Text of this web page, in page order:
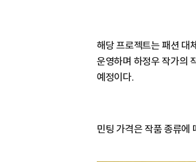
해당 프로젝트는 패션
운영하며 하정우 작가의
예정이다.
민팅 가격은 작품 종류